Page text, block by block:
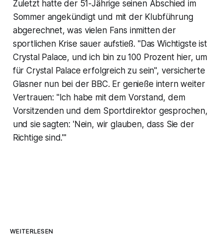
Zuletzt hatte der 51-Jährige seinen Abschied im
Sommer angekündigt und mit der Klubführung
abgerechnet, was vielen Fans inmitten der
sportlichen Krise sauer aufstieß. "Das Wichtigste ist
Crystal Palace, und ich bin zu 100 Prozent hier, um
für Crystal Palace erfolgreich zu sein", versicherte
Glasner nun bei der BBC. Er genieße intern weiter
Vertrauen: "Ich habe mit dem Vorstand, dem
Vorsitzenden und dem Sportdirektor gesprochen,
und sie sagten: 'Nein, wir glauben, dass Sie der
Richtige sind.'"
WEITERLESEN